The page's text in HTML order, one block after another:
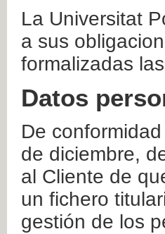
La Universitat
a sus
formalizadas
Datos
De
de diciembre,
al Cliente de
un fichero
gestión de los